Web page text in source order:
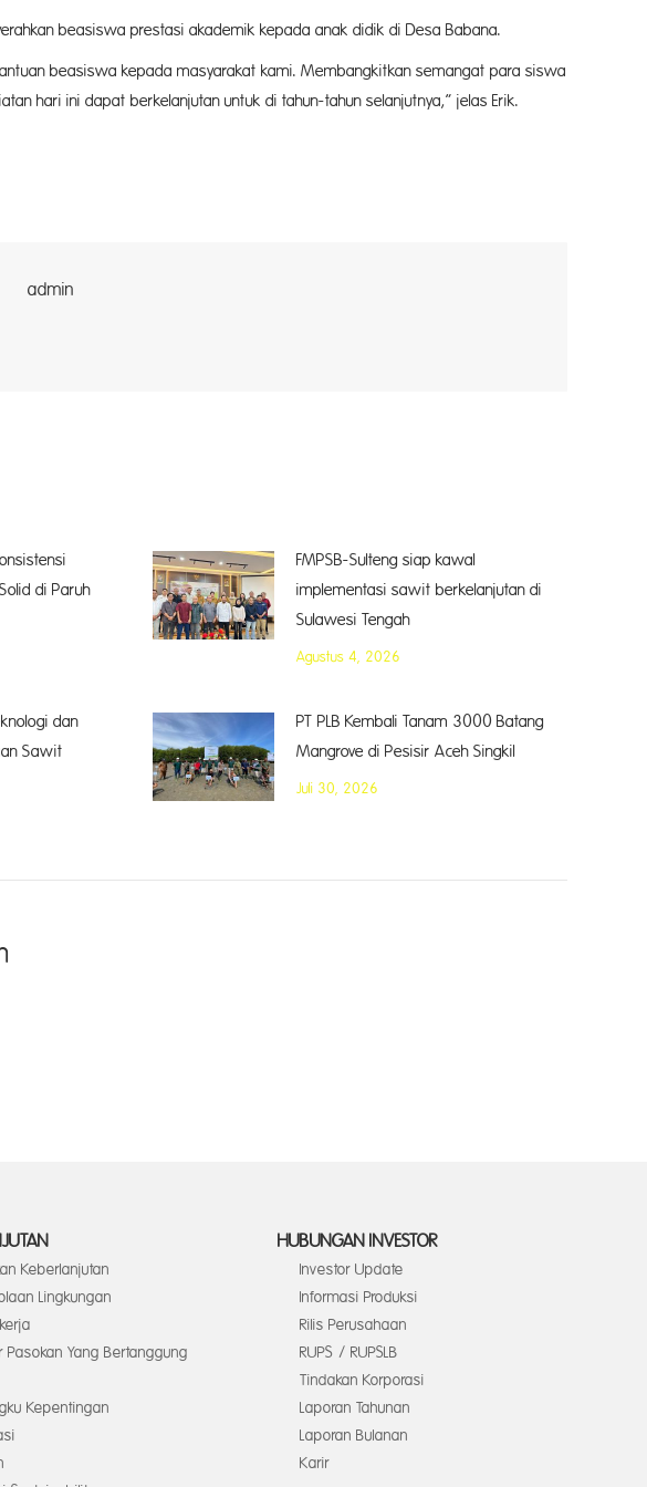
beasiswa prestasi akademik kepada anak didik di Desa Babana.
beasiswa kepada masyarakat kami. Membangkitkan semangat para siswa
hari ini dapat berkelanjutan untuk di tahun-tahun selanjutnya,” jelas Erik.
di Paruh
FMPSB-Sulteng siap kawal
implementasi sawit berkelanjutan di
Sulawesi Tengah
Agustus 4, 2026
dan
Sawit
PT PLB Kembali Tanam 3000 Batang
Mangrove di Pesisir Aceh Singkil
Juli 30, 2026
Keberlanjutan
Lingkungan
Pasokan Yang Bertanggung
Kepentingan
HUBUNGAN INVESTOR
Investor Update
Informasi Produksi
Rilis Perusahaan
RUPS / RUPSLB
Tindakan Korporasi
Laporan Tahunan
Laporan Bulanan
Karir